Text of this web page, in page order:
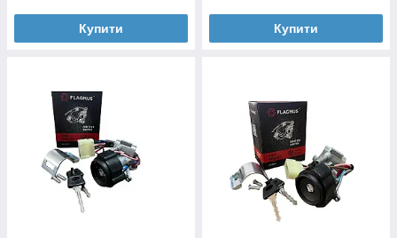
Купити Купити